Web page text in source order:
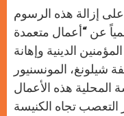
إزالة هذه الرسوم
عن “أعمال متعمدة
الدينية وإهانة
شيلونغ، المونسنيور
المحلية هذه الأعمال
تجاه الكنيسة